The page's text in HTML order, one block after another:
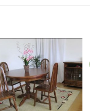
Adicionar
aos meus
desejos